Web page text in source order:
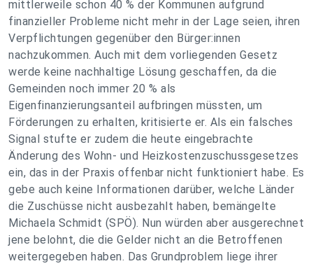
mittlerweile schon 40 % der Kommunen aufgrund
finanzieller Probleme nicht mehr in der Lage seien, ihren
Verpflichtungen gegenüber den Bürger:innen
nachzukommen. Auch mit dem vorliegenden Gesetz
werde keine nachhaltige Lösung geschaffen, da die
Gemeinden noch immer 20 % als
Eigenfinanzierungsanteil aufbringen müssten, um
Förderungen zu erhalten, kritisierte er. Als ein falsches
Signal stufte er zudem die heute eingebrachte
Änderung des Wohn- und Heizkostenzuschussgesetzes
ein, das in der Praxis offenbar nicht funktioniert habe. Es
gebe auch keine Informationen darüber, welche Länder
die Zuschüsse nicht ausbezahlt haben, bemängelte
Michaela Schmidt (SPÖ). Nun würden aber ausgerechnet
jene belohnt, die die Gelder nicht an die Betroffenen
weitergegeben haben. Das Grundproblem liege ihrer